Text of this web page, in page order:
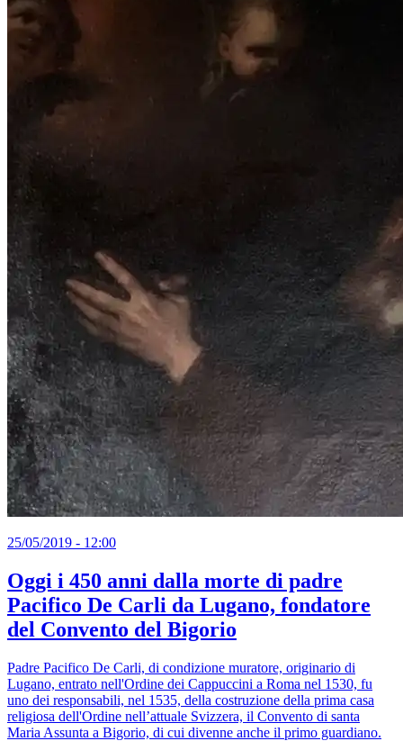
25/05/2019 - 12:00
Oggi i 450 anni dalla morte di padre
Pacifico De Carli da Lugano, fondatore
del Convento del Bigorio
Padre Pacifico De Carli, di condizione muratore, originario di
Lugano, entrato nell'Ordine dei Cappuccini a Roma nel 1530, fu
uno dei responsabili, nel 1535, della costruzione della prima casa
religiosa dell'Ordine nell’attuale Svizzera, il Convento di santa
Maria Assunta a Bigorio, di cui divenne anche il primo guardiano.